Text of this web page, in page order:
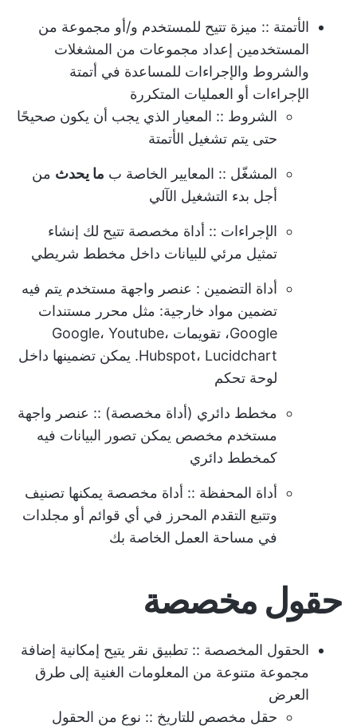
الأتمتة :: ميزة تتيح للمستخدم و/أو مجموعة من
المستخدمين إعداد مجموعات من المشغلات
والشروط والإجراءات للمساعدة في أتمتة
الإجراءات أو العمليات المتكررة
الشروط :: المعيار الذي يجب أن يكون صحيحًا
حتى يتم تشغيل الأتمتة
المشغّل :: المعايير الخاصة ب ما يحدث من
أجل بدء التشغيل الآلي
الإجراءات :: أداة مخصصة تتيح لك إنشاء
تمثيل مرئي للبيانات داخل مخطط شريطي
أداة التضمين : عنصر واجهة مستخدم يتم فيه
تضمين مواد خارجية: مثل محرر مستندات
Google، تقويمات Google، Youtube،
Hubspot، Lucidchart. يمكن تضمينها داخل
لوحة تحكم
مخطط دائري (أداة مخصصة) :: عنصر واجهة
مستخدم مخصص يمكن تصور البيانات فيه
كمخطط دائري
أداة المحفظة :: أداة مخصصة يمكنها تصنيف
وتتبع التقدم المحرز في أي قوائم أو مجلدات
في مساحة العمل الخاصة بك
حقول مخصصة
الحقول المخصصة :: تطبيق نقر يتيح إمكانية إضافة
مجموعة متنوعة من المعلومات الغنية إلى طرق
العرض
حقل مخصص للتاريخ :: نوع من الحقول